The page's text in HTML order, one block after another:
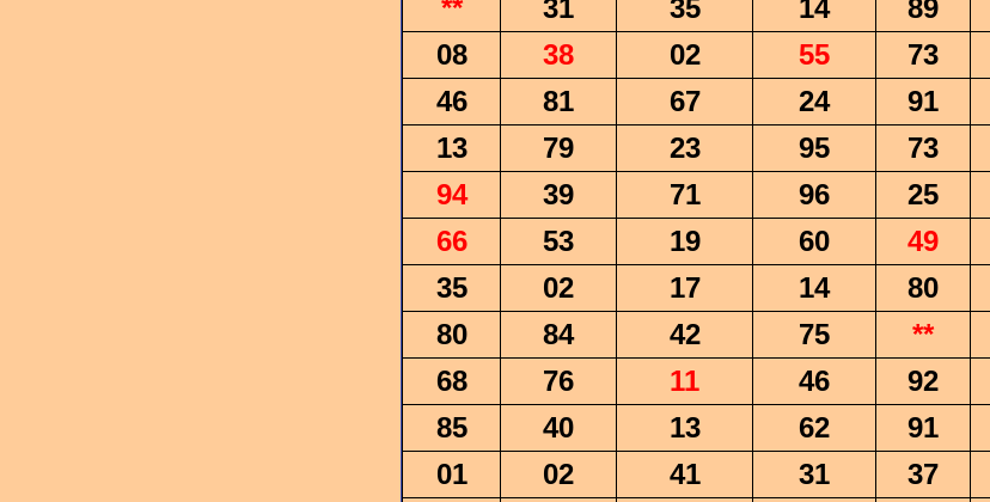
**
31 35 14 89
08
38 02 55 73
46
81 67 24 91
13
79 23 95 73
94
39 71 96 25
66
53 19 60 49
35
02 17 14 80
80
84 42 75 **
68
76 11 46 92
85
40 13 62 91
01
02 41 31 37